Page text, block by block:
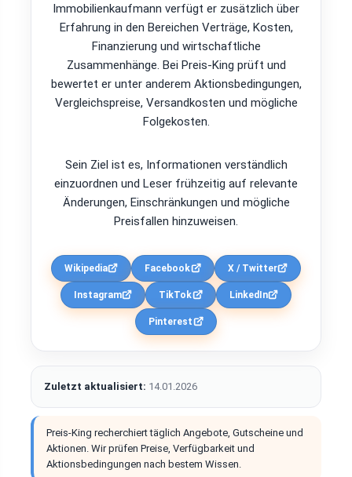
Immobilienkaufmann verfügt er zusätzlich über
Erfahrung in den Bereichen Verträge, Kosten,
Finanzierung und wirtschaftliche
Zusammenhänge. Bei Preis-King prüft und
bewertet er unter anderem Aktionsbedingungen,
Vergleichspreise, Versandkosten und mögliche
Folgekosten.
Sein Ziel ist es, Informationen verständlich
einzuordnen und Leser frühzeitig auf relevante
Änderungen, Einschränkungen und mögliche
Preisfallen hinzuweisen.
Wikipedia Facebook X / Twitter
Instagram TikTok LinkedIn
Pinterest
Zuletzt aktualisiert: 14.01.2026
Preis-King recherchiert täglich Angebote, Gutscheine und
Aktionen. Wir prüfen Preise, Verfügbarkeit und
Aktionsbedingungen nach bestem Wissen.